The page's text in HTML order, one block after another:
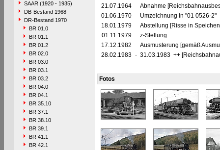
SAAR (1920 - 1935)
DB-Bestand 1968
DR-Bestand 1970
BR 01.0
BR 01.1
BR 01.2
BR 02.0
BR 03.0
BR 03.1
BR 03.2
BR 04.0
BR 04.1
BR 35.10
BR 37.1
BR 38.10
BR 39.1
BR 41.1
BR 42.1
21.07.1964
Abnahme
01.06.1970
Umzeichnung in "01 0526-2"
18.01.1979
Abstellung [Risse in
01.11.1979
z-Stellung
17.12.1982
Ausmusterung [gemäß
28.02.1983 - 31.03.1983 ++
Fotos